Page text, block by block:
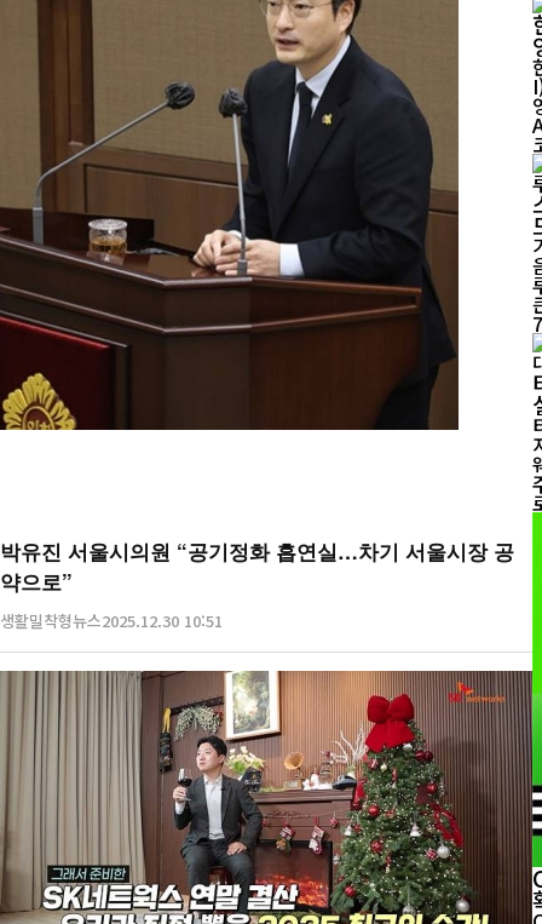
박유진 서울시의원 “공기정화 흡연실…차기 서울시장 공
약으로”
생활밀착형뉴스2025.12.30 10:51
영한